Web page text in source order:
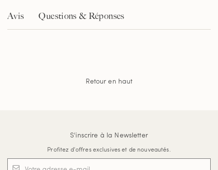
Avis Questions & Réponses
Retour en haut
S'inscrire à la Newsletter
Profitez d'offres exclusives et de nouveautés.